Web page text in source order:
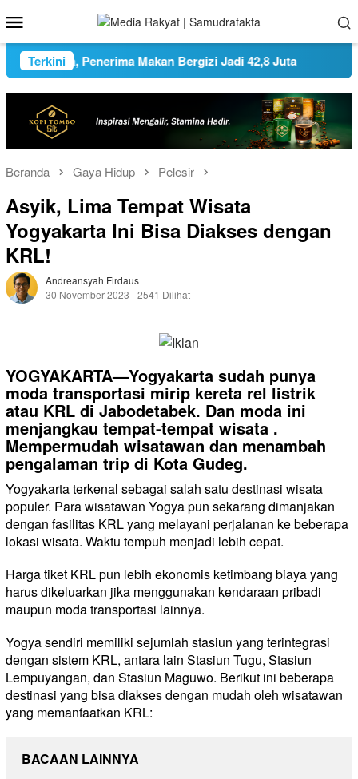
ke
kontenMobile
Terkini
Ganda, Penerima Makan Bergizi Jadi 42,8 Juta
Beranda Gaya Hidup Pelesir
Asyik, Lima Tempat Wisata
Yogyakarta Ini Bisa Diakses dengan
KRL!
Andreansyah Firdaus
30 November 2023
2541 Dilihat
YOGYAKARTA—Yogyakarta sudah punya
moda transportasi mirip kereta rel listrik
atau KRL di Jabodetabek. Dan moda ini
menjangkau tempat-tempat wisata .
Mempermudah wisatawan dan menambah
pengalaman trip di Kota Gudeg.
Yogyakarta terkenal sebagai salah satu destinasi wisata
populer. Para wisatawan Yogya pun sekarang dimanjakan
dengan fasilitas KRL yang melayani perjalanan ke beberapa
lokasi wisata. Waktu tempuh menjadi lebih cepat.
Harga tiket KRL pun lebih ekonomis ketimbang biaya yang
harus dikeluarkan jika menggunakan kendaraan pribadi
maupun moda transportasi lainnya.
Yogya sendiri memiliki sejumlah stasiun yang terintegrasi
dengan sistem KRL, antara lain Stasiun Tugu, Stasiun
Lempuyangan, dan Stasiun Maguwo. Berikut ini beberapa
destinasi yang bisa diakses dengan mudah oleh wisatawan
yang memanfaatkan KRL:
BACAAN LAINNYA